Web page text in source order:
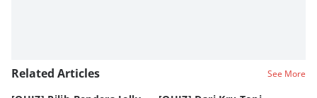
Related Articles See More